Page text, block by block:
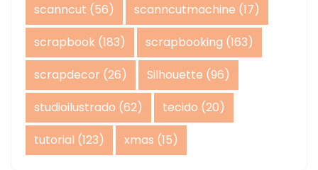
scanncut (56) scanncutmachine (17)
scrapbook (183) scrapbooking (163)
scrapdecor (26) Silhouette (96)
studioilustrado (62) tecido (20)
tutorial (123) xmas (15)